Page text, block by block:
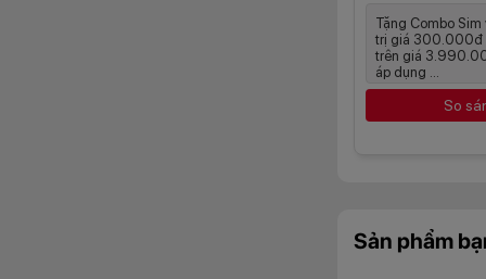
động chân thực.
Tặng Combo
trị giá 300.000đ
trên giá
áp dụng ...
So
Sản phẩm